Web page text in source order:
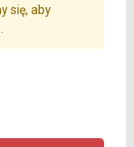
się, aby